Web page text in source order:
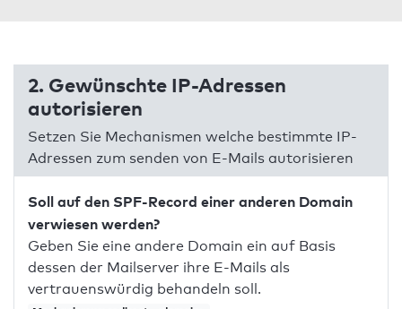
2. Gewünschte IP-Adressen
autorisieren
Setzen Sie Mechanismen welche bestimmte IP-
Adressen zum senden von E-Mails autorisieren
Soll auf den SPF-Record einer anderen Domain
verwiesen werden?
Geben Sie eine andere Domain ein auf Basis
dessen der Mailserver ihre E-Mails als
vertrauenswürdig behandeln soll.